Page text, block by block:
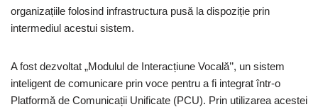
organizațiile folosind infrastructura pusă la dispoziție prin
intermediul acestui sistem.
A fost dezvoltat „Modulul de Interacțiune Vocală’’, un sistem
inteligent de comunicare prin voce pentru a fi integrat într-o
Platformă de Comunicații Unificate (PCU). Prin utilizarea acestei